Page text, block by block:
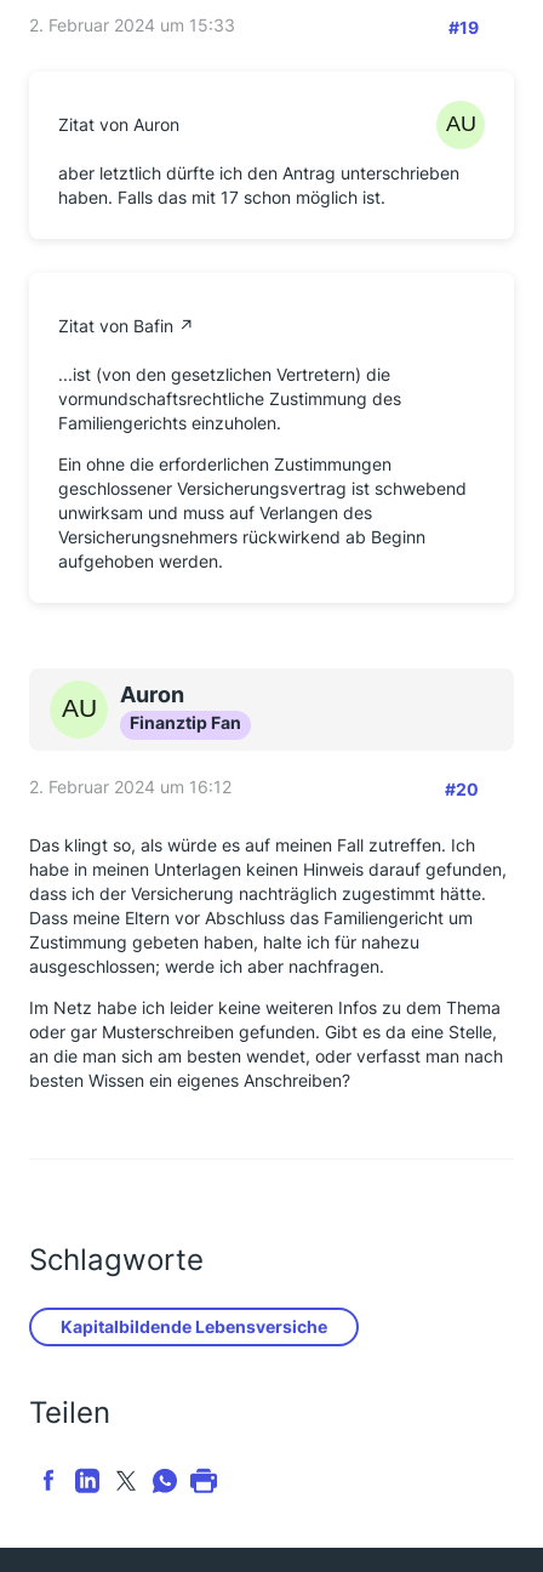
2. Februar 2024 um 15:33 #19
Zitat von Auron
aber letztlich dürfte ich den Antrag unterschrieben
haben. Falls das mit 17 schon möglich ist.
Zitat von Bafin
...ist (von den gesetzlichen Vertretern) die
vormundschaftsrechtliche Zustimmung des
Familiengerichts einzuholen.
Ein ohne die erforderlichen Zustimmungen
geschlossener Versicherungsvertrag ist schwebend
unwirksam und muss auf Verlangen des
Versicherungsnehmers rückwirkend ab Beginn
aufgehoben werden.
Auron
Finanztip Fan
2. Februar 2024 um 16:12 #20
Das klingt so, als würde es auf meinen Fall zutreffen. Ich
habe in meinen Unterlagen keinen Hinweis darauf gefunden,
dass ich der Versicherung nachträglich zugestimmt hätte.
Dass meine Eltern vor Abschluss das Familiengericht um
Zustimmung gebeten haben, halte ich für nahezu
ausgeschlossen; werde ich aber nachfragen.
Im Netz habe ich leider keine weiteren Infos zu dem Thema
oder gar Musterschreiben gefunden. Gibt es da eine Stelle,
an die man sich am besten wendet, oder verfasst man nach
besten Wissen ein eigenes Anschreiben?
Schlagworte
Kapitalbildende Lebensversiche
Teilen